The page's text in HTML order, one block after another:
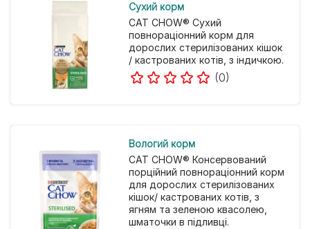
Cухий корм
CAT CHOW® Сухий
повнораціонний корм для
дорослих стерилізованих кішок
/ кастрованих котів, з індичкою.
(0)
Вологий корм
CAT CHOW® Консервований
порційний повнораціонний корм
для дорослих стерилізованих
кішок/ кастрованих котів, з
ягням та зеленою квасолею,
шматочки в підливці.